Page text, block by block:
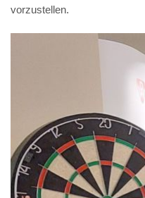
vorzustellen.